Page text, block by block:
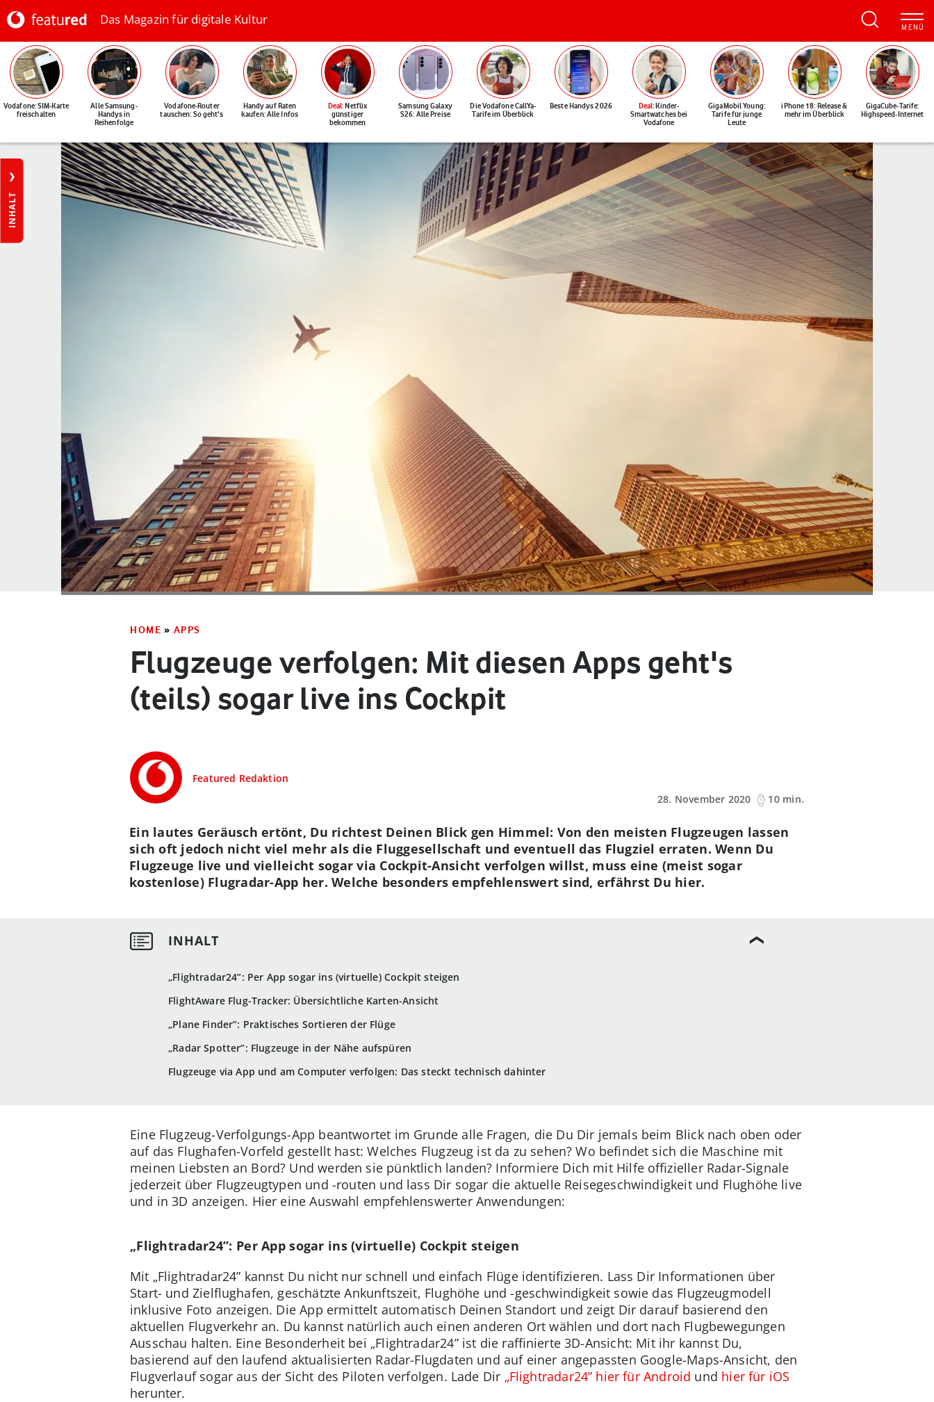
Das Magazin für digitale Kultur
Vodafone: SIM-Karte
freischalten
Alle Samsung-
Handys in
Reihenfolge
Vodafone-Router
tauschen: So geht's
Handy auf Raten
kaufen: Alle Infos
Deal: Netflix
günstiger
bekommen
Samsung Galaxy
S26: Alle Preise
Die Vodafone CallYa-
Tarife im Überblick
Beste Handys 2026 Deal: Kinder-
Smartwatches bei
Vodafone
GigaMobil Young:
Tarife für junge
Leute
iPhone 18: Release &
mehr im Überblick
GigaCube-Tarife:
Highspeed-Internet
INHALT
HOME » APPS
Flugzeuge verfolgen: Mit diesen Apps geht's
(teils) sogar live ins Cockpit
Featured Redaktion
28. November 2020
10 min.
„Flightradar24”: Per App sogar ins (virtuelle) Cockpit steigen
FlightAware Flug-Tracker: Übersichtliche Karten-Ansicht
„Plane Finder”: Praktisches Sortieren der Flüge
„Radar Spotter”: Flugzeuge in der Nähe aufspüren
Flugzeuge via App und am Computer verfolgen: Das steckt technisch dahinter
Ein lautes Geräusch ertönt, Du richtest Deinen Blick gen Himmel: Von den meisten Flugzeugen lassen
sich oft jedoch nicht viel mehr als die Fluggesellschaft und eventuell das Flugziel erraten. Wenn Du
Flugzeuge live und vielleicht sogar via Cockpit-Ansicht verfolgen willst, muss eine (meist sogar
kostenlose) Flugradar-App her. Welche besonders empfehlenswert sind, erfährst Du hier.
Eine Flugzeug-Verfolgungs-App beantwortet im Grunde alle Fragen, die Du Dir jemals beim Blick nach oben oder
auf das Flughafen-Vorfeld gestellt hast: Welches Flugzeug ist da zu sehen? Wo befindet sich die Maschine mit
meinen Liebsten an Bord? Und werden sie pünktlich landen? Informiere Dich mit Hilfe offizieller Radar-Signale
jederzeit über Flugzeugtypen und -routen und lass Dir sogar die aktuelle Reisegeschwindigkeit und Flughöhe live
und in 3D anzeigen. Hier eine Auswahl empfehlenswerter Anwendungen:
„Flightradar24”: Per App sogar ins (virtuelle) Cockpit steigen
Mit „Flightradar24” kannst Du nicht nur schnell und einfach Flüge identifizieren. Lass Dir Informationen über
Start- und Zielflughafen, geschätzte Ankunftszeit, Flughöhe und -geschwindigkeit sowie das Flugzeugmodell
inklusive Foto anzeigen. Die App ermittelt automatisch Deinen Standort und zeigt Dir darauf basierend den
aktuellen Flugverkehr an. Du kannst natürlich auch einen anderen Ort wählen und dort nach Flugbewegungen
Ausschau halten. Eine Besonderheit bei „Flightradar24” ist die raffinierte 3D-Ansicht: Mit ihr kannst Du,
basierend auf den laufend aktualisierten Radar-Flugdaten und auf einer angepassten Google-Maps-Ansicht, den
Flugverlauf sogar aus der Sicht des Piloten verfolgen. Lade Dir „Flightradar24” hier für Android und hier für iOS
herunter.